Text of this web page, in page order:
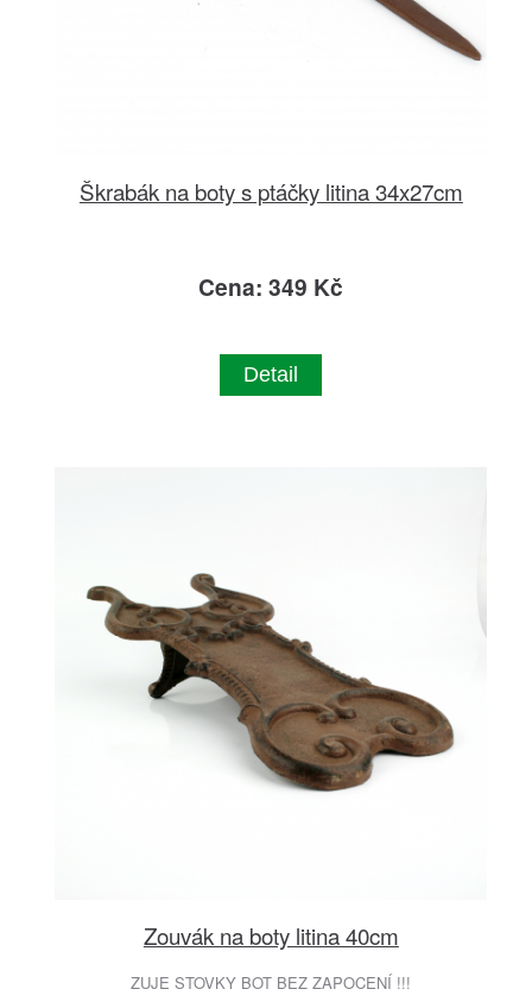
Škrabák na boty s ptáčky litina 34x27cm
Cena: 349 Kč
Detail
Zouvák na boty litina 40cm
ZUJE STOVKY BOT BEZ ZAPOCENÍ !!!